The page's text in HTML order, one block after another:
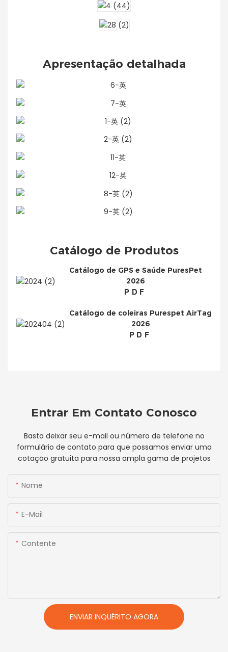
Apresentação detalhada
Catálogo de Produtos
Catálogo de GPS e Saúde PuresPet
2026
PDF
Catálogo de coleiras Purespet AirTag
2026
PDF
Entrar Em Contato Conosco
Basta deixar seu e-mail ou número de telefone no
formulário de contato para que possamos enviar uma
cotação gratuita para nossa ampla gama de projetos
Nome
E-Mail
Contente
ENVIAR INQUÉRITO AGORA